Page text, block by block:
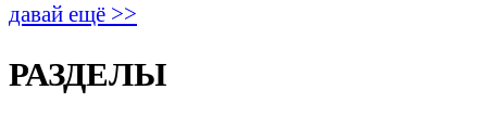
давай ещё >>
РАЗДЕЛЫ